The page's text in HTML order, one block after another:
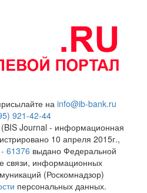
на info@ib-bank.ru
921-42-44
Journal - информационная
10 апреля 2015г.,
61376 выдано Федеральной
связи, информационных
(Роскомнадзор)
персональных данных.